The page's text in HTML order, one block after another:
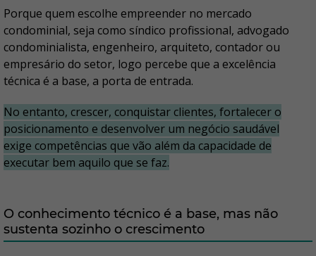
Porque quem escolhe empreender no mercado
condominial, seja como síndico profissional, advogado
condominialista, engenheiro, arquiteto, contador ou
empresário do setor, logo percebe que a excelência
técnica é a base, a porta de entrada.
No entanto, crescer, conquistar clientes, fortalecer o
posicionamento e desenvolver um negócio saudável
exige competências que vão além da capacidade de
executar bem aquilo que se faz.
O conhecimento técnico é a base, mas não
sustenta sozinho o crescimento